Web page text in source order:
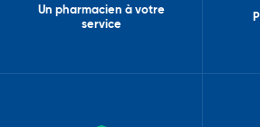
Un pharmacien à votre
service